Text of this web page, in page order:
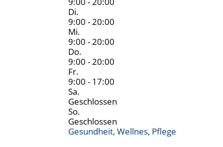
Di.
9:00 - 20:00
Mi.
9:00 - 20:00
Do.
9:00 - 20:00
Fr.
9:00 - 17:00
Sa.
Geschlossen
So.
Geschlossen
Gesundheit, Wellnes, Pflege